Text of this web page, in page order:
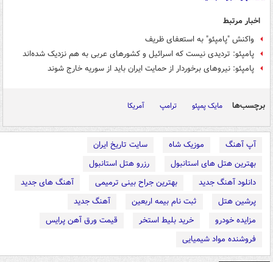
اخبار مرتبط
واکنش "پامپئو" به استعفای ظریف
پامپئو: تردیدی نیست که اسرائیل و کشورهای عربی به هم نزدیک شده‌اند
پامپئو: نیروهای برخوردار از حمایت ایران باید از سوریه خارج شوند
برچسب‌ها مایک پمپئو ترامپ آمریکا
آپ آهنگ موزیک شاه
سایت تاریخ ایران
بهترین هتل های استانبول
رزرو هتل استانبول
دانلود آهنگ جدید
بهترین جراح بینی ترمیمی
آهنگ های جدید
پرشین هتل
ثبت نام بیمه اربعین
آهنگ جدید
مزایده خودرو
خرید بلیط استخر
قیمت ورق آهن پرایس
فروشنده مواد شیمیایی